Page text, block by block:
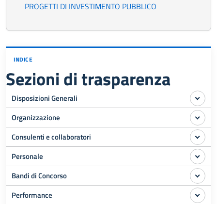
PROGETTI DI INVESTIMENTO PUBBLICO
INDICE
Sezioni di trasparenza
Disposizioni Generali
Organizzazione
Consulenti e collaboratori
Personale
Bandi di Concorso
Performance